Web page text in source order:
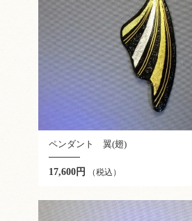
ペンダント 翼(翅)
17,600円 （税込）